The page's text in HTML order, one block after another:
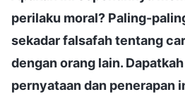
perilaku moral? Paling-
sekadar falsafah tentang
dengan orang lain.
pernyataan dan penerapan